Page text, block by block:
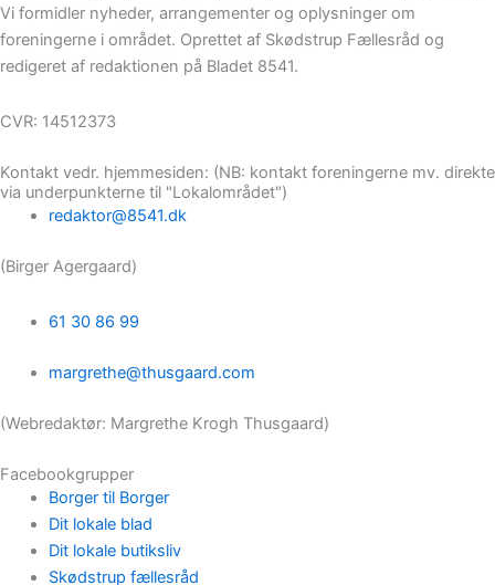
Vi formidler nyheder, arrangementer og oplysninger om
foreningerne i området. Oprettet af Skødstrup Fællesråd og
redigeret af redaktionen på Bladet 8541.
CVR: 14512373
Kontakt vedr. hjemmesiden: (NB: kontakt foreningerne mv. direkte
via underpunkterne til "Lokalområdet")
redaktor@8541.dk
(Birger Agergaard)
61 30 86 99
margrethe@thusgaard.com
(Webredaktør: Margrethe Krogh Thusgaard)
Facebookgrupper
Borger til Borger
Dit lokale blad
Dit lokale butiksliv
Skødstrup fællesråd